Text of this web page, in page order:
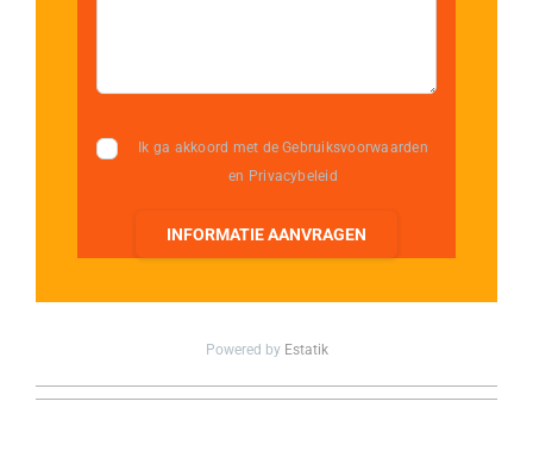
Ik ga akkoord met de Gebruiksvoorwaarden
en Privacybeleid
INFORMATIE AANVRAGEN
Powered by Estatik